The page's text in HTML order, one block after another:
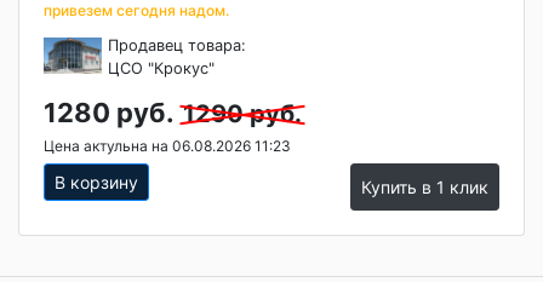
привезем сегодня надом.
Продавец товара:
ЦСО "Крокус"
1280 руб. 1290 руб.
Цена актульна на 06.08.2026 11:23
В корзину Купить в 1 клик